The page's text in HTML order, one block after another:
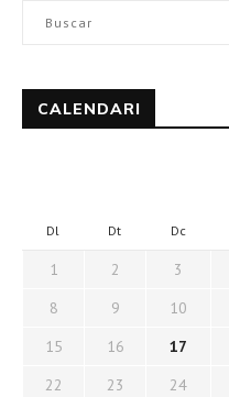
CALENDARI
Dl Dt Dc
1 2 3
8
9 10
15
16 17
22
23 24